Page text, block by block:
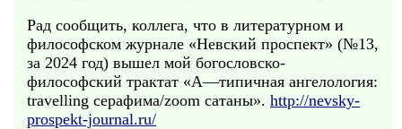
Рад сообщить, коллега, что в литературном и
философском журнале «Невский проспект» (№13,
за 2024 год) вышел мой богословско-
философский трактат «А—типичная ангелология:
travelling серафима/zoom сатаны». http://nevsky-
prospekt-journal.ru/